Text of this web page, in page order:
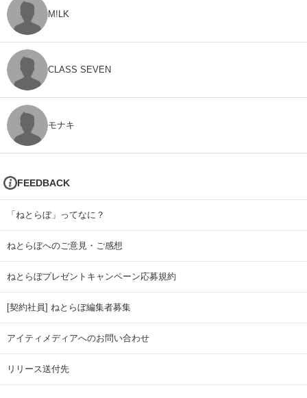
M!LK
CLASS SEVEN
モナキ
FEEDBACK
「ねとらぼ」ってなに？
ねとらぼへのご意見・ご感想
ねとらぼプレゼントキャンペーン応募規約
[契約社員] ねとらぼ編集者募集
アイティメディアへのお問い合わせ
リリース送付先